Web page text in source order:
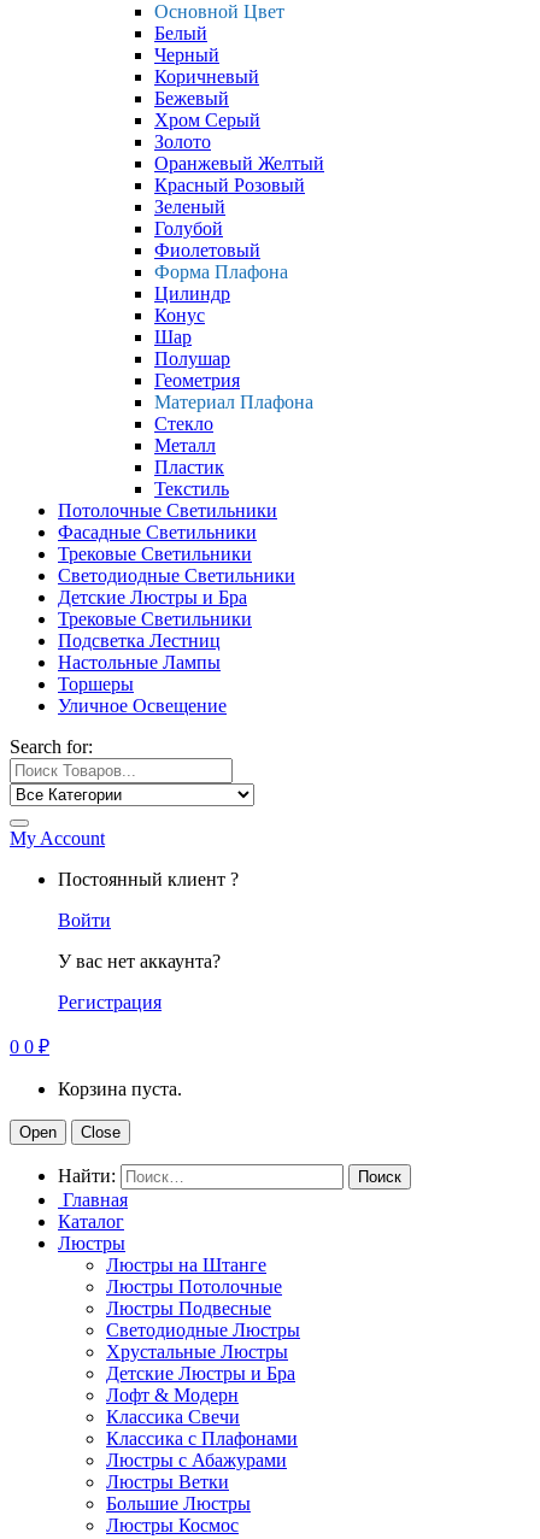
Основной Цвет
Белый
Черный
Коричневый
Бежевый
Хром Серый
Золото
Оранжевый Желтый
Красный Розовый
Зеленый
Голубой
Фиолетовый
Форма Плафона
Цилиндр
Конус
Шар
Полушар
Геометрия
Материал Плафона
Стекло
Металл
Пластик
Текстиль
Потолочные Светильники
Фасадные Светильники
Трековые Светильники
Светодиодные Светильники
Детские Люстры и Бра
Трековые Светильники
Подсветка Лестниц
Настольные Лампы
Торшеры
Уличное Освещение
Search for:
My Account
Постоянный клиент ?
Войти
У вас нет аккаунта?
Регистрация
0 0 ₽
Корзина пуста.
Open Close
Найти:
Главная
Каталог
Люстры
Люстры на Штанге
Люстры Потолочные
Люстры Подвесные
Светодиодные Люстры
Хрустальные Люстры
Детские Люстры и Бра
Лофт & Модерн
Классика Свечи
Классика с Плафонами
Люстры с Абажурами
Люстры Ветки
Большие Люстры
Люстры Космос